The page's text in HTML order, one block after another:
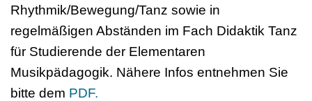
Rhythmik/Bewegung/Tanz sowie in
regelmäßigen Abständen im Fach Didaktik Tanz
für Studierende der Elementaren
Musikpädagogik. Nähere Infos entnehmen Sie
bitte dem PDF.